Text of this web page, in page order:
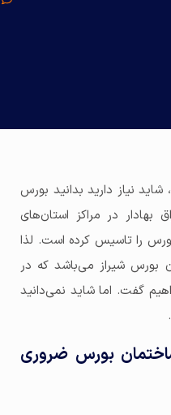
نیاز دارید بدانید بورس
بهادار در مراکز استان‌های
را تاسیس کرده است. لذا
بورس شیراز می‌باشد که در
گفت. اما شاید نمی‌دانید
بورس ضروری